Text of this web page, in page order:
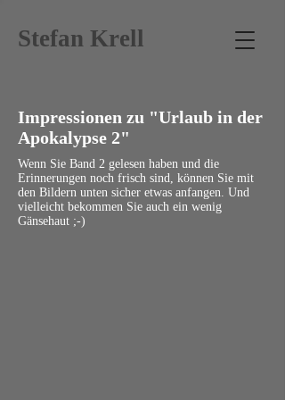
Stefan Krell
Impressionen zu "Urlaub in der
Apokalypse 2"
Wenn Sie Band 2 gelesen haben und die
Erinnerungen noch frisch sind, können Sie mit
den Bildern unten sicher etwas anfangen. Und
vielleicht bekommen Sie auch ein wenig
Gänsehaut ;-)